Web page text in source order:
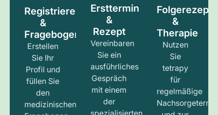
Registrieren
&
Fragebogen
Erstellen
Sie Ihr
Profil und
füllen Sie
den
medizinischen
Ersttermin
&
Rezept
Vereinbaren
Sie ein
ausführliches
Gespräch
mit einem
der
spezialisierten
Folgerezept
&
Therapie
Nutzen
Sie
tetrapy
für
regelmäßige